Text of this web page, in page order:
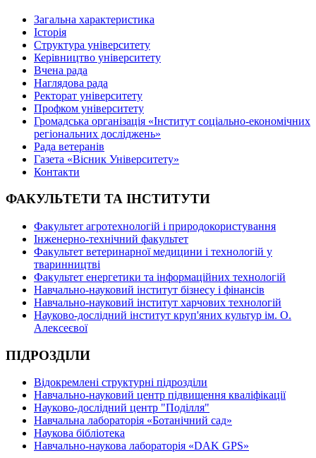
Загальна характеристика
Історія
Структура університету
Керівництво університету
Вчена рада
Наглядова рада
Ректорат університету
Профком університету
Громадська організація «Інститут соціально-економічних
регіональних досліджень»
Рада ветеранів
Газета «Вісник Університету»
Контакти
ФАКУЛЬТЕТИ ТА ІНСТИТУТИ
Факультет агротехнологій і природокористування
Інженерно-технічний факультет
Факультет ветеринарної медицини і технологій у
тваринництві
Факультет енергетики та інформаційних технологій
Навчально-науковий інститут бізнесу і фінансів
Навчально-науковий інститут харчових технологій
Науково-дослідний інститут круп'яних культур ім. О.
Алексеєвої
ПІДРОЗДІЛИ
Відокремлені структурні підрозділи
Навчально-науковий центр підвищення кваліфікації
Науково-дослідний центр "Поділля"
Навчальна лабораторія «Ботанічний сад»
Наукова бібліотека
Навчально-наукова лабораторія «DAK GPS»